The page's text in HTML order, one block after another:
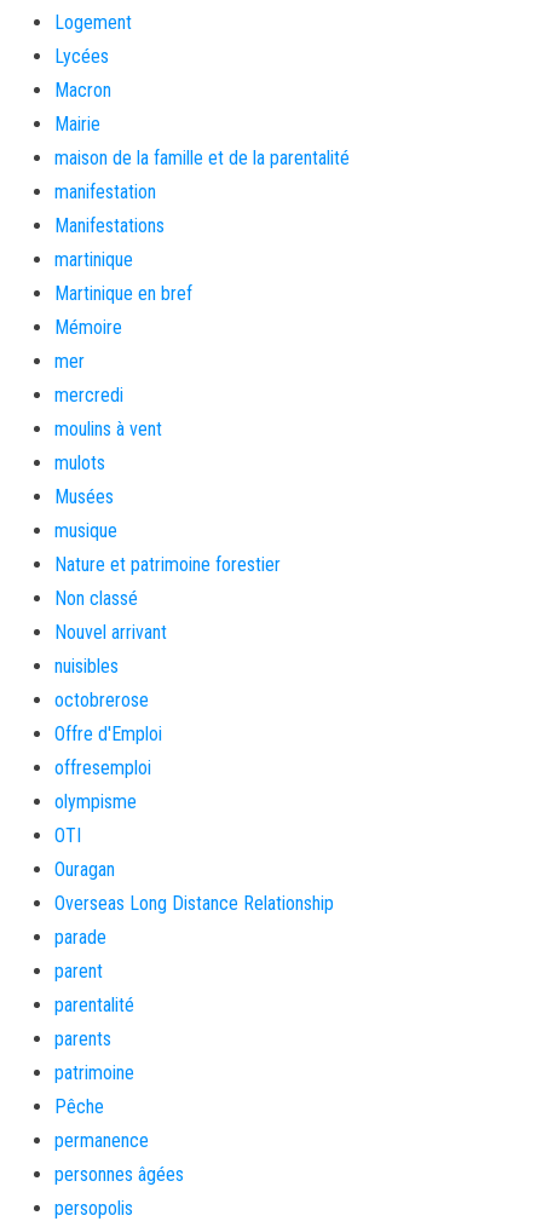
Logement
Lycées
Macron
Mairie
maison de la famille et de la parentalité
manifestation
Manifestations
martinique
Martinique en bref
Mémoire
mer
mercredi
moulins à vent
mulots
Musées
musique
Nature et patrimoine forestier
Non classé
Nouvel arrivant
nuisibles
octobrerose
Offre d'Emploi
offresemploi
olympisme
OTI
Ouragan
Overseas Long Distance Relationship
parade
parent
parentalité
parents
patrimoine
Pêche
permanence
personnes âgées
persopolis